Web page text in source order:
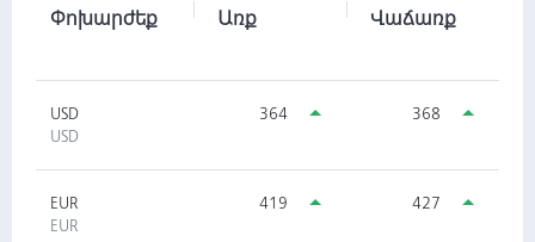
Փոխարժեք Առք Վաճառք
USD
USD
364 368
EUR
EUR
419 427